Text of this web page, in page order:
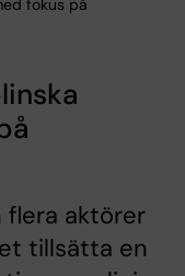
fokus på
flera aktörer
tillsätta en